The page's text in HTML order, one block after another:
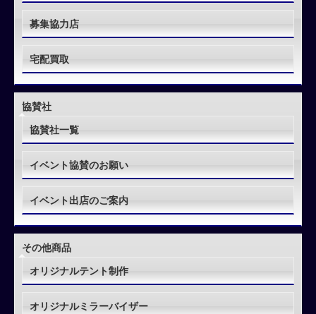
募集協力店
宅配買取
協賛社
協賛社一覧
イベント協賛のお願い
イベント出店のご案内
その他商品
オリジナルテント制作
オリジナルミラーバイザー